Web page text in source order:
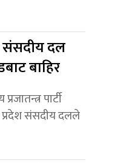
संसदीय दल
बाहिर
पार्टी
प्रदेश संसदीय दलले